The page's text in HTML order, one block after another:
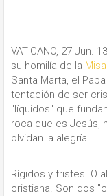
VATICANO, 27 Jun.
su homilía de la Misa
Santa Marta, el
tentación de ser
"líquidos" que
roca que es Jesús,
olvidan la alegría.
Rígidos y tristes. O
cristiana. Son dos